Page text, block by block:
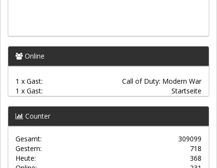
Online
1 x Gast:
Call of Duty: Modern War
1 x Gast:
Startseite
Counter
Gesamt:
309099
Gestern:
718
Heute:
368